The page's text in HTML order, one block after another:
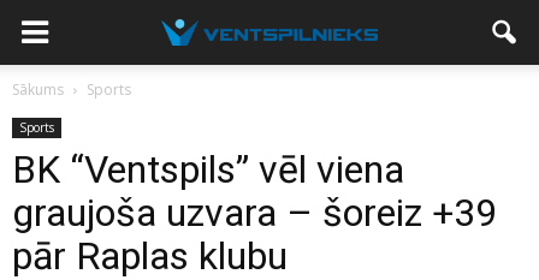
Sākums Sports
Sports
BK “Ventspils” vēl viena
graujoša uzvara – šoreiz +39
pār Raplas klubu